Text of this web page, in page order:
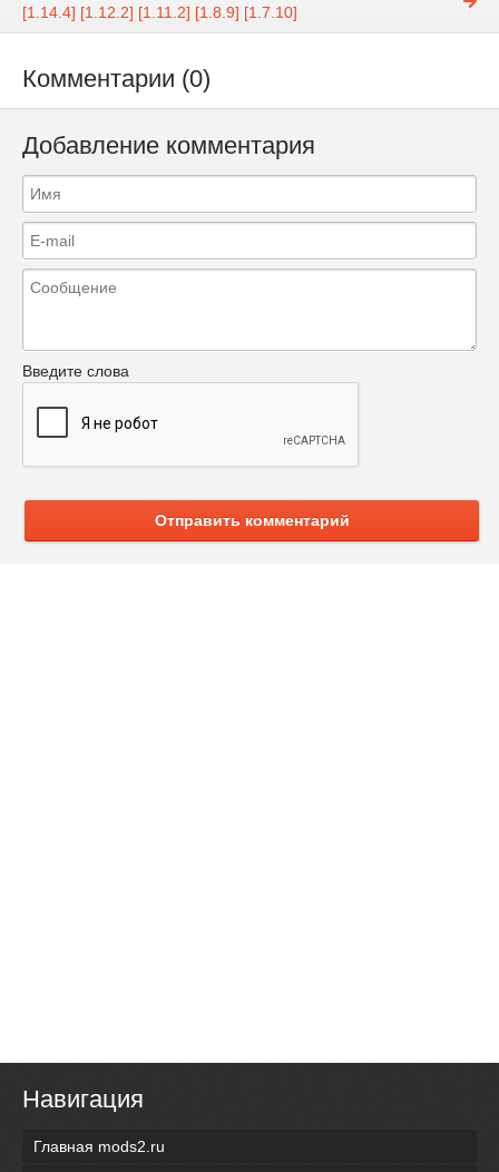
[1.14.4] [1.12.2] [1.11.2] [1.8.9] [1.7.10]
Комментарии (0)
Добавление комментария
Введите слова
Отправить комментарий
Навигация
Главная mods2.ru